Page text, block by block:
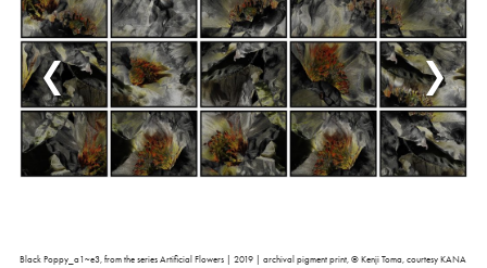
Black Poppy_a1~e3, from the series Artificial Flowers | 2019 | archival pigment print, © Kenji Toma, courtesy KANA